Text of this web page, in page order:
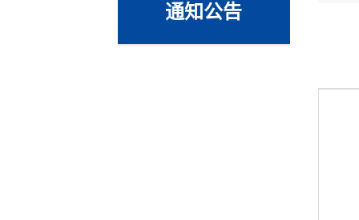
通知公告